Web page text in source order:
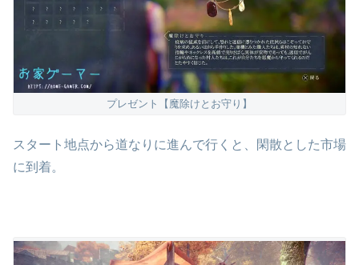
プレゼント【魔除けとお守り】
スタート地点から道なりに進んで行くと、閑散とした市場
に到着。